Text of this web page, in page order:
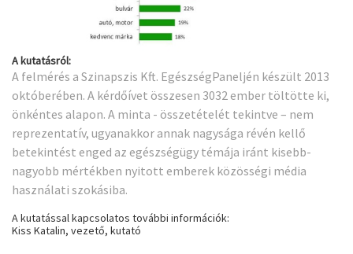
A kutatásról:
A felmérés a Szinapszis Kft. EgészségPaneljén készült 2013
októberében. A kérdőívet összesen 3032 ember töltötte ki,
önkéntes alapon. A minta - összetételét tekintve – nem
reprezentatív, ugyanakkor annak nagysága révén kellő
betekintést enged az egészségügy témája iránt kisebb-
nagyobb mértékben nyitott emberek közösségi média
használati szokásiba.
A kutatással kapcsolatos további információk:
Kiss Katalin, vezető, kutató